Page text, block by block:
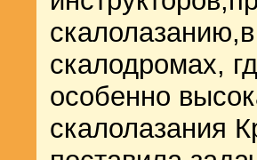
скалодромах,
особенно
скалолазания